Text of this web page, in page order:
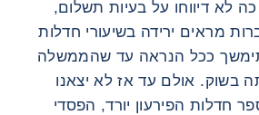
לא דיווחו על בעיות תשלום,
מראים ירידה בשיעורי חדלות
תימשך ככל הנראה עד שהממשלה
בשוק. אולם עד אז לא יצאנו
חדלות הפירעון יורד, הפסדי